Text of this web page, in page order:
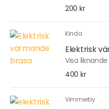
200 kr
Kinda
Elektrisk
Visa liknande
400 kr
Vimmerby